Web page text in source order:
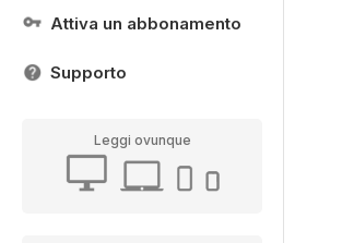
Attiva un abbonamento
Supporto
Leggi ovunque